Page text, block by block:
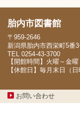
胎内市図書館
〒959-2646
新潟県胎内市西栄町5番
TEL 0254-43-3700
【開館時間】火曜～金
【休館日】毎月末日（
お問い合わせ